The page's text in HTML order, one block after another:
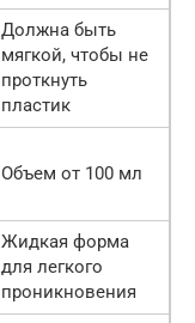
Должна быть
мягкой, чтобы не
проткнуть
пластик
Объем от 100 мл
Жидкая форма
для легкого
проникновения